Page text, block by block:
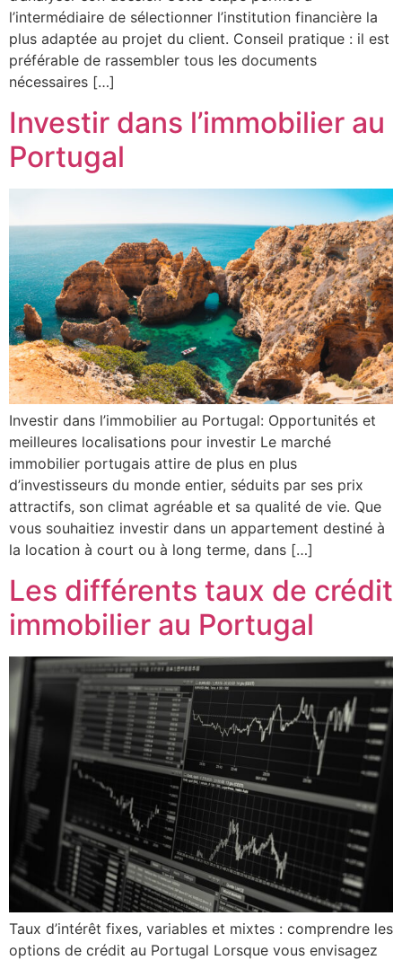
l’intermédiaire de sélectionner l’institution financière la
plus adaptée au projet du client. Conseil pratique : il est
préférable de rassembler tous les documents
nécessaires […]
Investir dans l’immobilier au
Portugal
Investir dans l’immobilier au Portugal: Opportunités et
meilleures localisations pour investir Le marché
immobilier portugais attire de plus en plus
d’investisseurs du monde entier, séduits par ses prix
attractifs, son climat agréable et sa qualité de vie. Que
vous souhaitiez investir dans un appartement destiné à
la location à court ou à long terme, dans […]
Les différents taux de crédit
immobilier au Portugal
Taux d’intérêt fixes, variables et mixtes : comprendre les
options de crédit au Portugal Lorsque vous envisagez